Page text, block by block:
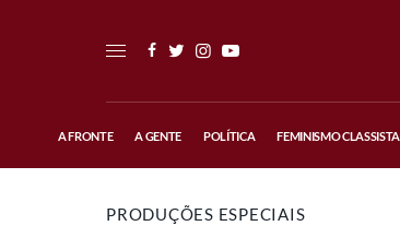
A FRONTE A GENTE POLÍTICA FEMINISMO CLASSISTA
PRODUÇÕES ESPECIAIS